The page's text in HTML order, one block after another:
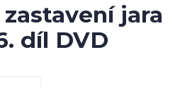
jara
díl DVD